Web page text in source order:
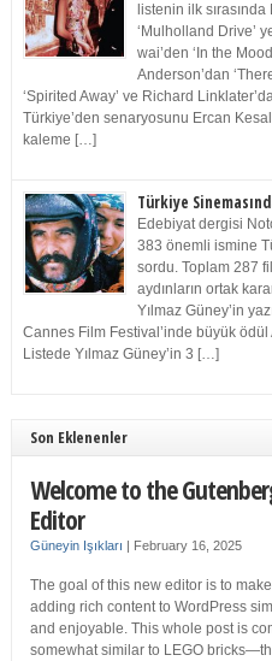
listenin ilk
‘Mulholland Drive’
wai’den ‘In the
Anderson’dan
‘Spirited Away’ ve Richard
Türkiye’den senaryosunu Ercan
kaleme […]
Türkiye
Edebiyat dergisi
383 önemli ismine
sordu. Toplam 287
aydınların ortak
Yılmaz Güney’in
Cannes Film Festival’inde büyük ödül
Listede Yılmaz Güney’in 3 […]
Son Eklenenler
Welcome to the
Editor
Güneyin Işıkları | February 16, 2025
The goal of this new editor is to make
adding rich content to WordPress
and enjoyable. This whole post is
somewhat similar to LEGO